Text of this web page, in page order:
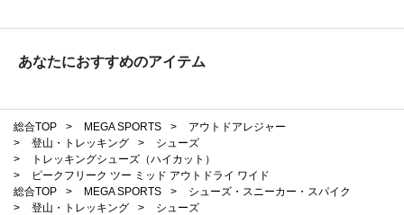
あなたにおすすめのアイテム
総合TOP > MEGA SPORTS >
アウトドアレジャー
>
登山・トレッキング >
シューズ
>
トレッキングシューズ（ハイカット）
>
ピークフリーク ツー ミッド アウトドライ ワイド
総合TOP
> MEGA SPORTS >
シューズ・スニーカー・スパイク
>
登山・トレッキング >
シューズ